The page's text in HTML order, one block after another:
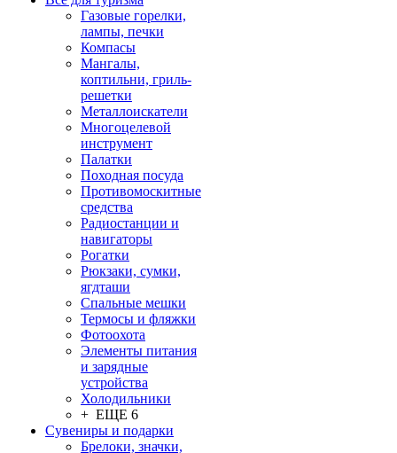
Газовые горелки,
лампы, печки
Компасы
Мангалы,
коптильни, гриль-
решетки
Металлоискатели
Многоцелевой
инструмент
Палатки
Походная посуда
Противомоскитные
средства
Радиостанции и
навигаторы
Рогатки
Рюкзаки, сумки,
ягдташи
Спальные мешки
Термосы и фляжки
Фотоохота
Элементы питания
и зарядные
устройства
Холодильники
+ ЕЩЕ 6
Сувениры и подарки
Брелоки, значки,